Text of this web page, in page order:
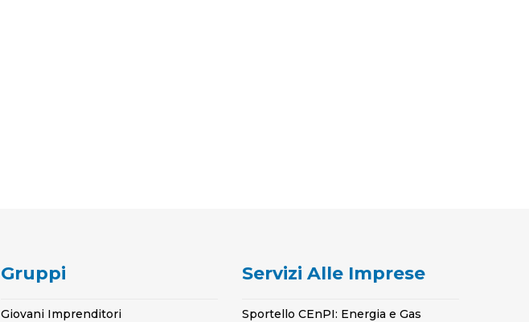
Gruppi
Giovani Imprenditori
Servizi Alle Imprese
Sportello CEnPI: Energia e Gas